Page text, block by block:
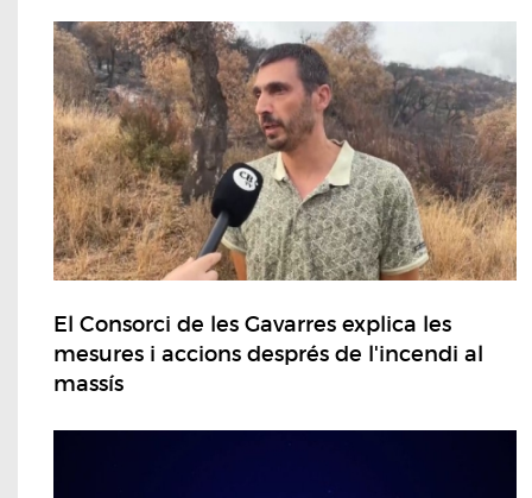
El Consorci de les Gavarres explica les
mesures i accions després de l'incendi al
massís